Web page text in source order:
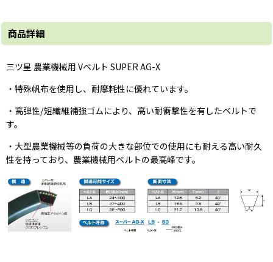
商品詳細
三ツ星 農業機械用 Vベルト SUPER AG-X
・特殊帆布を使用し、耐摩耗性に優れています。
・高弾性/短繊維補強ゴムにより、高い耐衝撃性を有したベルトで
す。
・大型農業機械等の負荷の大きな部位での使用にも耐える高い耐久
性を持っており、農業機械用ベルトの最高峰です。